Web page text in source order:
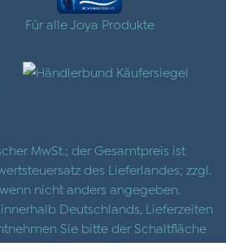
Für alle Joya Produkte
MwSt.; der Gesamtpreis ist
des Lieferlandes; zzgl.
, wenn nicht anders angegeben.
Deutschlands, Lieferzeiten
Sie bitte der Schaltfläche
Versandinformationen